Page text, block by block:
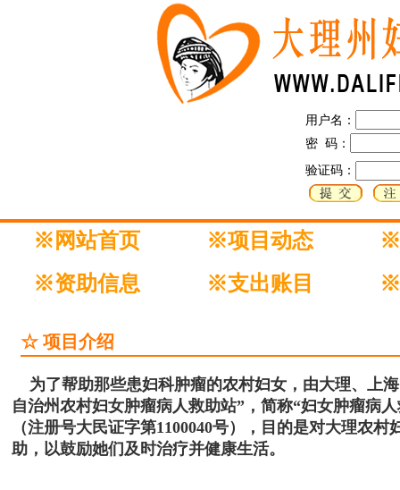
用户名：
密 码：
验证码：
※网站首页 ※项目动态
※
※资助信息
※支出账目 ※
☆ 项目介绍
为了帮助那些患妇科肿瘤的农村妇女，由大理、上
自治州农村妇女肿瘤病人救助站”，简称“妇女肿瘤病
（注册号大民证字第1100040号），目的是对大理农
助，以鼓励她们及时治疗并健康生活。